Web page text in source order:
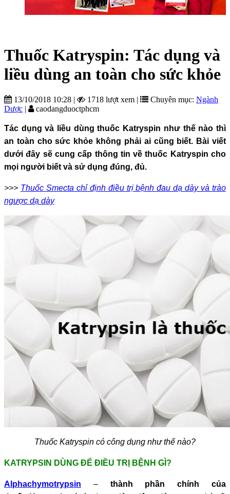
Thuốc Katryspin: Tác dụng và
liều dùng an toàn cho sức khỏe
13/10/2018 10:28 | 1718 lượt xem | Chuyên mục: Ngành
Dược | caodangduoctphcm
Tác dụng và liều dùng thuốc Katryspin như thế nào thì
an toàn cho sức khỏe không phải ai cũng biết. Bài viết
dưới đây sẽ cung cấp thông tin về thuốc Katryspin cho
mọi người biết và sử dụng đúng, đủ.
>>> Thuốc Smecta chỉ định điều trị bệnh đau dạ dày và trào
ngược dạ dày
Thuốc Katryspin có công dụng như thế nào?
KATRYPSIN DÙNG ĐỂ ĐIỀU TRỊ BỆNH GÌ?
Alphachymotrypsin – thành phần chính của